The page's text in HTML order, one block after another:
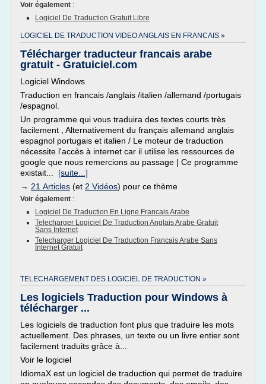
Voir également :
Logiciel De Traduction Gratuit Libre
LOGICIEL DE TRADUCTION VIDEO ANGLAIS EN FRANCAIS »
Télécharger traducteur francais arabe
gratuit - Gratuiciel.com
Logiciel Windows
Traduction en francais /anglais /italien /allemand /portugais
/espagnol.
Un programme qui vous traduira des textes courts très
facilement , Alternativement du français allemand anglais
espagnol portugais et italien / Le moteur de traduction
nécessite l'accès à internet car il utilise les ressources de
google que nous remercions au passage | Ce programme
existait... [suite...]
→ 21 Articles (et 2 Vidéos) pour ce thème
Voir également :
Logiciel De Traduction En Ligne Francais Arabe
Telecharger Logiciel De Traduction Anglais Arabe Gratuit
Sans Internet
Telecharger Logiciel De Traduction Francais Arabe Sans
Internet Gratuit
TELECHARGEMENT DES LOGICIEL DE TRADUCTION »
Les logiciels Traduction pour Windows à
télécharger ...
Les logiciels de traduction font plus que traduire les mots
actuellement. Des phrases, un texte ou un livre entier sont
facilement traduits grâce à...
Voir le logiciel
IdiomaX est un logiciel de traduction qui permet de traduire